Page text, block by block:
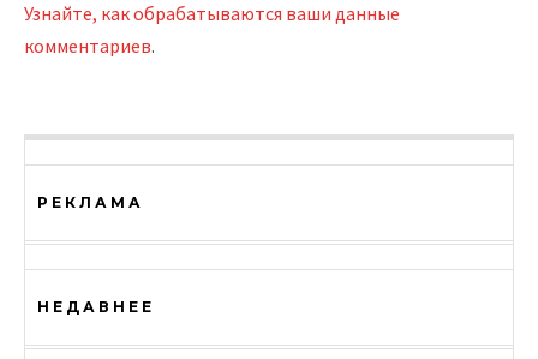
Узнайте, как обрабатываются ваши данные
комментариев.
РЕКЛАМА
НЕДАВНЕЕ